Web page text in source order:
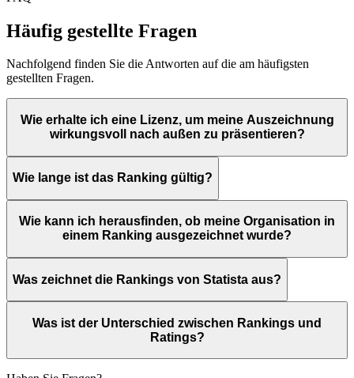
Häufig gestellte Fragen
Nachfolgend finden Sie die Antworten auf die am häufigsten
gestellten Fragen.
Wie erhalte ich eine Lizenz, um meine Auszeichnung
wirkungsvoll nach außen zu präsentieren?
Wie lange ist das Ranking gültig?
Wie kann ich herausfinden, ob meine Organisation in
einem Ranking ausgezeichnet wurde?
Was zeichnet die Rankings von Statista aus?
Was ist der Unterschied zwischen Rankings und
Ratings?